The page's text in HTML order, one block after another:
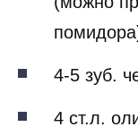
4-5 зуб.
4 ст.л.